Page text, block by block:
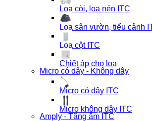
Loa còi, loa nén ITC
Loa sân vườn, tiểu cảnh
Loa cột ITC
Chiết áp cho loa
Micro có dây - Không dây
Micro có dây ITC
Micro không dây ITC
Amply - Tăng âm ITC